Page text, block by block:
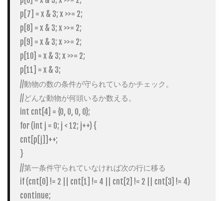
p[7] = x & 3; x >>= 2;
p[8] = x & 3; x >>= 2;
p[9] = x & 3; x >>= 2;
p[10] = x & 3; x >>= 2;
p[11] = x & 3;
//動物の数の条件が守られているかチェック。
//どんな動物が何頭いるか数える。
int cnt[4] = {0, 0, 0, 0};
for (int j = 0; j < 12; j++) {
cnt[p[j]]++;
}
//第一条件守られていなければ次の行に移る
if (cnt[0] != 2 || cnt[1] != 4 || cnt[2] != 2 || cnt[3] != 4)
continue;